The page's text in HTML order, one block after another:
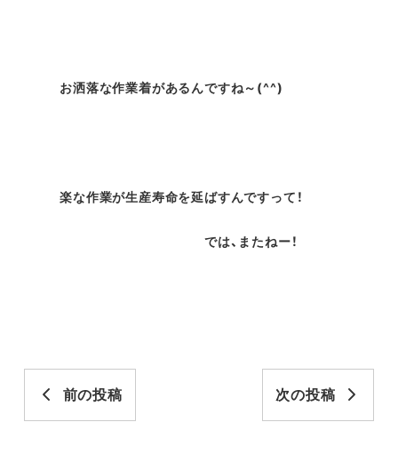
お洒落な作業着があるんですね～(^^)
楽な作業が生産寿命を延ばすんですって！
では、またねー！
前の投稿 次の投稿